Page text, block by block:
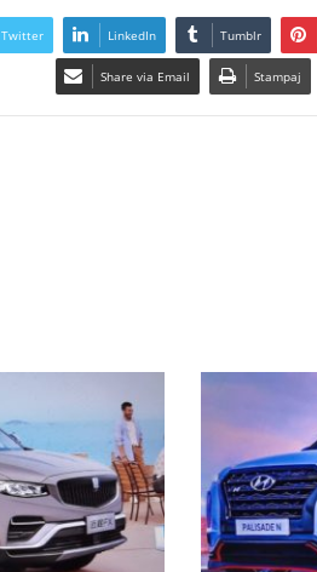
Twitter LinkedIn Tumblr
Share via Email Stampaj